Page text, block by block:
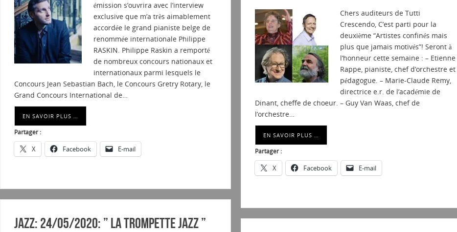
émission s’ouvrira avec l’interview
exclusive que m’a très aimablement
accordée le grand pianiste belge de
renommée internationale Philippe
RASKIN. Philippe Raskin a remporté
de nombreux concours nationaux et
internationaux parmi lesquels le
Concours Jean Sebastian Bach, le Concours Gretry Rotary, le
Grand Concours International de…
EN SAVOIR PLUS …
Partager :
X Facebook E-mail
Chers auditeurs de Tutti
Crescendo, C’est parti pour la
deuxième “Artistes confinés mais
plus que jamais motivés”! Seront à
l’honneur cette semaine : – Etienne
Rappe, pianiste, chef d’orchestre et
pédagogue. – Marie-Claude Remy,
directrice e.r. de l’académie de
Dinant, cheffe de choeur. – Guy Van Waas, chef de
l’orchestre…
EN SAVOIR PLUS …
Partager :
X Facebook E-mail
Jazz: 24/05/2020: ” LA TROMPETTE JAZZ ”